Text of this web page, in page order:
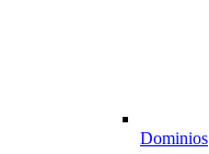
Dominios